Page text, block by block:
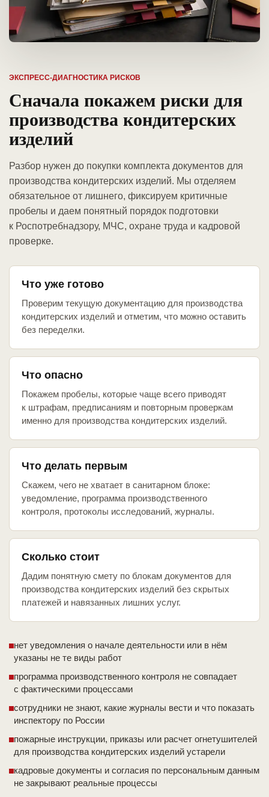
ЭКСПРЕСС-ДИАГНОСТИКА РИСКОВ
Сначала покажем риски для
производства кондитерских
изделий
Разбор нужен до покупки комплекта документов для
производства кондитерских изделий. Мы отделяем
обязательное от лишнего, фиксируем критичные
пробелы и даем понятный порядок подготовки
к Роспотребнадзору, МЧС, охране труда и кадровой
проверке.
Что уже готово
Проверим текущую документацию для производства
кондитерских изделий и отметим, что можно оставить
без переделки.
Что опасно
Покажем пробелы, которые чаще всего приводят
к штрафам, предписаниям и повторным проверкам
именно для производства кондитерских изделий.
Что делать первым
Скажем, чего не хватает в санитарном блоке:
уведомление, программа производственного
контроля, протоколы исследований, журналы.
Сколько стоит
Дадим понятную смету по блокам документов для
производства кондитерских изделий без скрытых
платежей и навязанных лишних услуг.
нет уведомления о начале деятельности или в нём
указаны не те виды работ
программа производственного контроля не совпадает
с фактическими процессами
сотрудники не знают, какие журналы вести и что показать
инспектору по России
пожарные инструкции, приказы или расчет огнетушителей
для производства кондитерских изделий устарели
кадровые документы и согласия по персональным данным
не закрывают реальные процессы